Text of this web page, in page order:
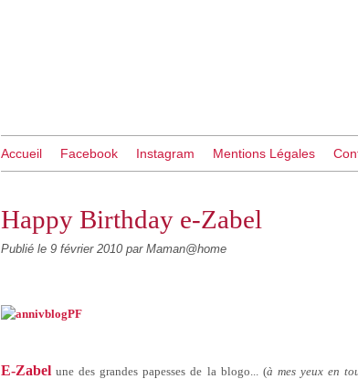
Accueil Facebook Instagram Mentions Légales
Happy Birthday e-Zabel
Publié le 9 février 2010 par Maman@home
E-Zabel une des grandes papesses de la blogo... (à mes yeux en